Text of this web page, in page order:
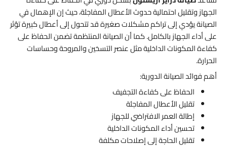
الجهاز وتقليل احتمالية حدوث الأعطال المفاجئة، حيث إن الإهمال في
الصيانة يؤدي إلى تراكم مشكلات صغيرة قد تتحول إلى أعطال كبيرة تؤثر
على أداء الجهاز بالكامل. كما أن الصيانة المنتظمة تضمن الحفاظ على
كفاءة المكونات الداخلية مثل عنصر التسخين والمروحة وحساسات
الحرارة.
أهم فوائد الصيانة الدورية:
الحفاظ على كفاءة التجفيف
تقليل الأعطال المفاجئة
إطالة العمر الافتراضي للجهاز
تحسين أداء المكونات الداخلية
تقليل الحاجة إلى إصلاحات مكلفة